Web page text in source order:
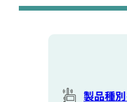
製品種